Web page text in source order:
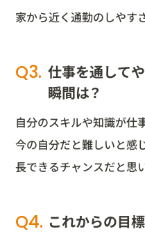
家から近く通勤のしやす
Q3. 仕事を通して
瞬間は？
自分のスキルや知識が仕
今の自分だと難しいと感
長できるチャンスだと思
Q4. これからの目